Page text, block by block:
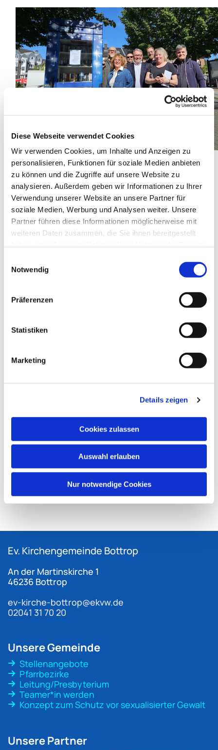
Diese Webseite verwendet Cookies
Wir verwenden Cookies, um Inhalte und Anzeigen zu
personalisieren, Funktionen für soziale Medien anbieten
zu können und die Zugriffe auf unsere Website zu
analysieren. Außerdem geben wir Informationen zu Ihrer
Verwendung unserer Website an unsere Partner für
soziale Medien, Werbung und Analysen weiter. Unsere
Partner führen diese Informationen möglicherweise mit
weiteren Daten zusammen, die Sie ihnen bereitgestellt
Notwendig
Präferenzen
Statistiken
Marketing
Details zeigen
Cookies zulassen
Auswahl erlauben
Nur notwendige Cookies
Dies könnte Sie auch
Ev. Kirchengemeinde Bottrop
An der Martinskirche 1
46236 Bottrop
ev-kirche-bottrop@ekvw.de
02041 31 70 20
Unsere Gemeinde
Stellenangebote
Pfarrbezirke
Leitung/Presbyterium
Teamer*in werden
Konzept zum Schutz vor sexualisierter Gewalt
Unsere Partner